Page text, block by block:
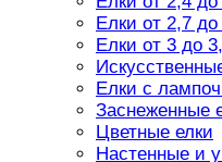
Елки от 2,7
Елки от 3 до
Елки с
Заснеженные
Цветные елки
Настенные и